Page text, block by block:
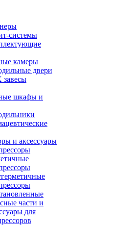
системы
камеры
двери
шкафы и
и аксессуары
части и
для